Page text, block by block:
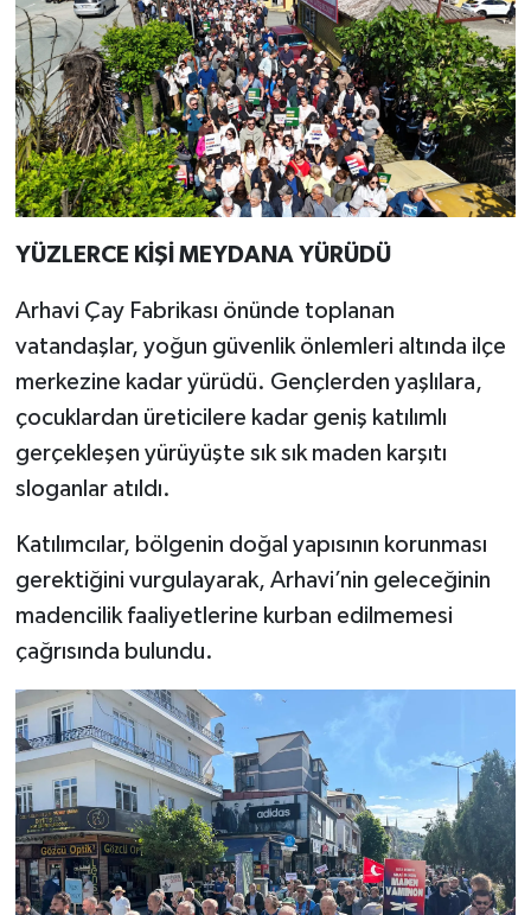
YÜZLERCE KİŞİ MEYDANA YÜRÜDÜ
Arhavi Çay Fabrikası önünde toplanan
vatandaşlar, yoğun güvenlik önlemleri altında ilçe
merkezine kadar yürüdü. Gençlerden yaşlılara,
çocuklardan üreticilere kadar geniş katılımlı
gerçekleşen yürüyüşte sık sık maden karşıtı
sloganlar atıldı.
Katılımcılar, bölgenin doğal yapısının korunması
gerektiğini vurgulayarak, Arhavi’nin geleceğinin
madencilik faaliyetlerine kurban edilmemesi
çağrısında bulundu.